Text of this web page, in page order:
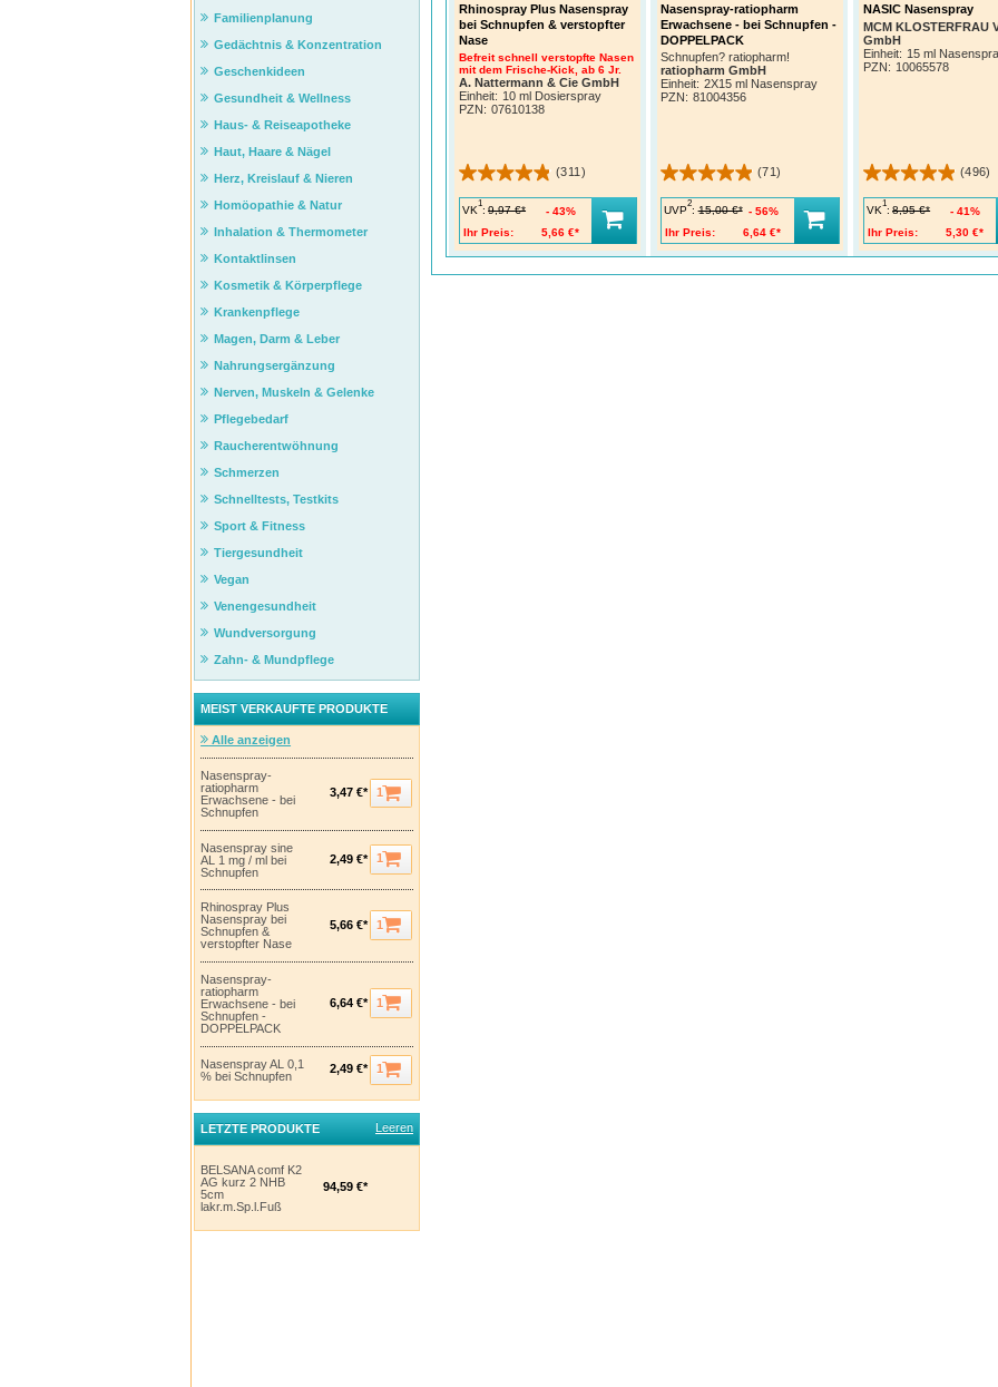
Rhinospray Plus Nasenspray
bei Schnupfen & verstopfter
Nase
Befreit schnell verstopfte Nasen
mit dem Frische-Kick, ab 6 Jr.
A. Nattermann & Cie GmbH
Einheit: 10 ml Dosierspray
PZN: 07610138
(311)
VK
1
: 9,97 €*
Ihr Preis:
5,66 €*
43%
Nasenspray-ratiopharm
Erwachsene - bei Schnupfen -
DOPPELPACK
Schnupfen? ratiopharm!
ratiopharm GmbH
Einheit: 2X15 ml Nasenspray
PZN: 81004356
(71)
UVP
2
: 15,00 €*
Ihr Preis:
6,64 €*
56%
NASIC Nasenspray
MCM KLOSTERFRAU
GmbH
Einheit: 15 ml
PZN: 10065578
(496)
VK
1
: 8,95 €*
Ihr Preis:
5,30 €*
41%
Familienplanung
Gedächtnis & Konzentration
Geschenkideen
Gesundheit & Wellness
Haus- & Reiseapotheke
Haut, Haare & Nägel
Herz, Kreislauf & Nieren
Homöopathie & Natur
Inhalation & Thermometer
Kontaktlinsen
Kosmetik & Körperpflege
Krankenpflege
Magen, Darm & Leber
Nahrungsergänzung
Nerven, Muskeln & Gelenke
Pflegebedarf
Raucherentwöhnung
Schmerzen
Schnelltests, Testkits
Sport & Fitness
Tiergesundheit
Vegan
Venengesundheit
Wundversorgung
Zahn- & Mundpflege
MEIST VERKAUFTE PRODUKTE
Alle anzeigen
Nasenspray-
ratiopharm
Erwachsene - bei
Schnupfen
3,47 €* 1
Nasenspray sine
AL 1 mg / ml bei
Schnupfen
2,49 €* 1
Rhinospray Plus
Nasenspray bei
Schnupfen &
verstopfter Nase
5,66 €* 1
Nasenspray-
ratiopharm
Erwachsene - bei
Schnupfen -
DOPPELPACK
6,64 €* 1
Nasenspray AL 0,1
% bei Schnupfen
2,49 €* 1
LETZTE PRODUKTE Leeren
BELSANA comf K2
AG kurz 2 NHB
5cm
lakr.m.Sp.l.Fuß
94,59 €*